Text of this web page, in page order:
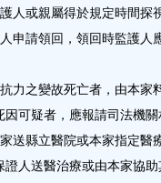
人或親屬得於規定時間探
申請領回，領回時監護人
力之變故死亡者，由本家
因可疑者，應報請司法機
送縣立醫院或本家指定醫
證人送醫治療或由本家協